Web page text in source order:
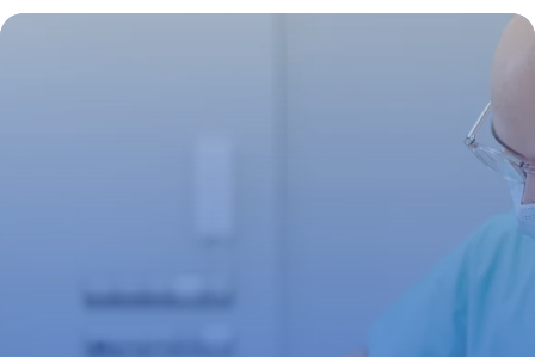
13 novembre 2025